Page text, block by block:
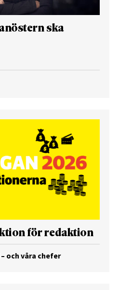
ska
för redaktion
och våra chefer